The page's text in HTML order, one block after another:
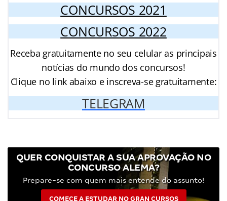
CONCURSOS 2021
CONCURSOS 2022
Receba gratuitamente no seu celular as principais
notícias do mundo dos concursos!
Clique no link abaixo e inscreva-se gratuitamente:
TELEGRAM
QUER CONQUISTAR A SUA APROVAÇÃO NO
CONCURSO ALEMA?
Prepare-se com quem mais entende do assunto!
COMECE A ESTUDAR NO GRAN CURSOS